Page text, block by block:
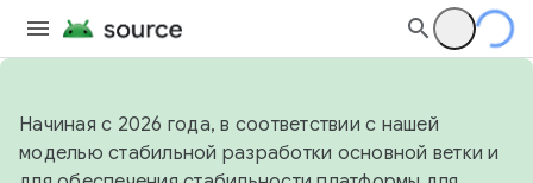
Начиная с 2026 года, в соответствии с нашей
моделью стабильной разработки основной ветки и